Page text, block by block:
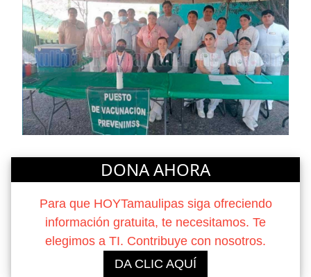
DONA AHORA
Para que HOYTamaulipas siga ofreciendo
información gratuita, te necesitamos. Te
elegimos a TI. Contribuye con nosotros.
DA CLIC AQUÍ